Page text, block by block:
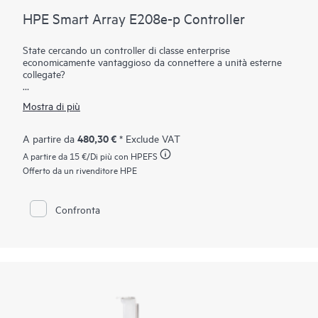
HPE Smart Array E208e-p Controller
State cercando un controller di classe enterprise
economicamente vantaggioso da connettere a unità esterne
collegate?
capacità di supporto di 12 Gb/s SAS e PCIe 3.0, fornisce una
enterprise, supportando RAID 0, 1, 5 e 10 e lo storage-
software-defined (SDS). Questo controller dispone di otto lane
SAS esterne, che consentono la connessione a unità SAS o
SATA in un’enclosure di disco esterna, supporta le operazioni a
occupa uno slot di espansione PCIe.
Mostra di più
A partire da 480,30 € * Exclude VAT
A partire da 15 €/Di più con HPEFS
Offerto da un rivenditore HPE
Confronta